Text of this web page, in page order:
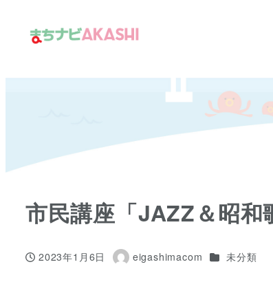
へ
市民講座「JAZZ＆昭
投稿日
2023年1月6日
著
eigashimacom カテゴリー
未分類